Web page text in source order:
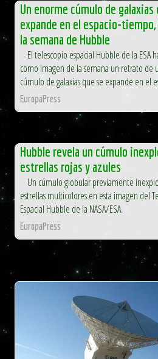
Un enorme cúmulo de galaxias
expande en el espacio-
la semana de Hubble
El telescopio espacial Hubble de la ESA
como imagen de la semana un retrato de
cúmulo de galaxias que se expande en el
EuropaPress
Hubble revela un cúmulo
estrellas rojas y azules
Un cúmulo globular previamente
estrellas multicolores en esta imagen del
Espacial Hubble de la NASA/ESA.
EuropaPress